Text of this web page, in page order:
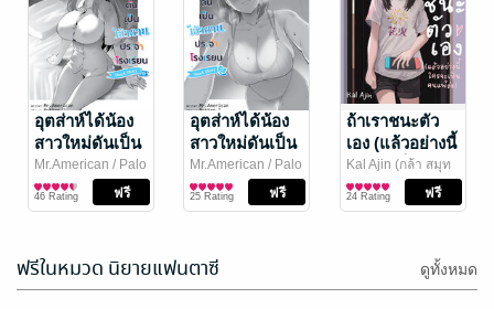
ทะลุมิติมาฉีก
บทนางเอก
อ่อนแอ ฉันไม่
ขอเป็นเหยื่ออีก
ต่อไป
กระเป๋านำโชค
นิยายรักจีนโบราณ
40 Rating
ช่วงชีวิตสุดท้าย
ของสตรีน่า
รังเกียจ
มะเหมียวเมิน/ ฮุ่ย
หยาง
นิยายรักจีนโบราณ
364 Rating
อุตส่าห์ได้น้อง
สาวใหม่ดันเป็น
เจ้าชายประจำ
โรงเรียน Short
Story
Mr.American / Palo
Publishing (พะโล้
สำนักพิมพ์)
ไลท์โนเวล
46 Rating
อุตส่าห์ได้น้อง
สาวใหม่ดันเป็น
เจ้าชายประจำ
โรงเรียน Short
Story 2
Mr.American / Palo
Publishing (พะโล้
สำนักพิมพ์)
ไลท์โนเวล
25 Rating
ถ้าเราชนะตัว
เอง (แล้วอย่างนี้
ใครจะเป็นคน
แพ้ล่ะ)
Kal Ajin (กล้า สมุท
วณิช)/ สำนักพิมพ์
คมบาง
ไลท์โนเวล
24 Rating
ฟรีในหมวด นิยายแฟนตาซี ดูทั้งหมด